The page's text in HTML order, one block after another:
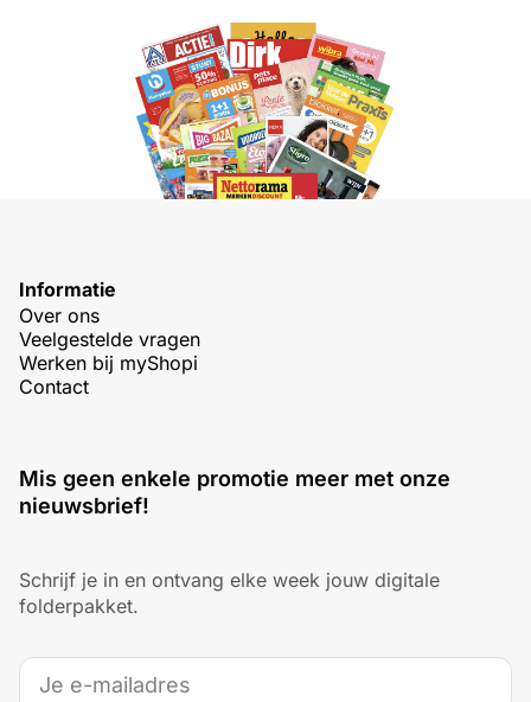
Informatie
Over ons
Veelgestelde vragen
Werken bij myShopi
Contact
Mis geen enkele promotie meer met onze
nieuwsbrief!
Schrijf je in en ontvang elke week jouw digitale
folderpakket.